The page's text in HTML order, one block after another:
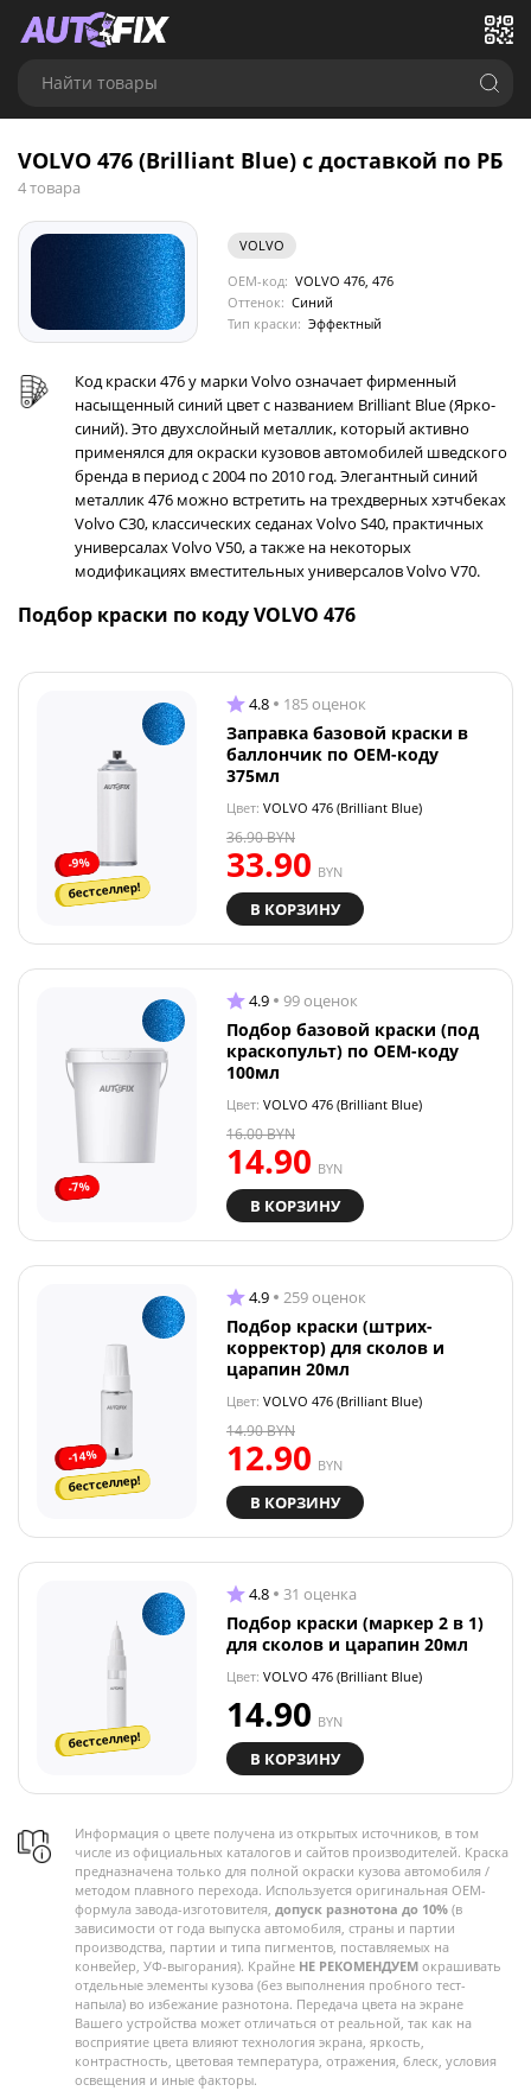
Найти товары
VOLVO 476 (Brilliant Blue) с доставкой по РБ
4 товара
VOLVO
OEM-код: VOLVO 476, 476
Оттенок: Синий
Тип краски: Эффектный
Код краски 476 у марки Volvo означает фирменный
насыщенный синий цвет с названием Brilliant Blue (Ярко-
синий). Это двухслойный металлик, который активно
применялся для окраски кузовов автомобилей шведского
бренда в период с 2004 по 2010 год. Элегантный синий
металлик 476 можно встретить на трехдверных хэтчбеках
Volvo C30, классических седанах Volvo S40, практичных
универсалах Volvo V50, а также на некоторых
модификациях вместительных универсалов Volvo V70.
Подбор краски по коду VOLVO 476
-9%
бестселлер!
4.8 185 оценок
Заправка базовой краски в
баллончик по OEM-коду
375мл
Цвет: VOLVO 476 (Brilliant Blue)
33.90 BYN
36.90BYN
В КОРЗИНУ
-7%
4.9 99 оценок
Подбор базовой краски (под
краскопульт) по OEM-коду
100мл
Цвет: VOLVO 476 (Brilliant Blue)
14.90 BYN
16.00BYN
В КОРЗИНУ
-14%
бестселлер!
4.9 259 оценок
Подбор краски (штрих-
корректор) для сколов и
царапин 20мл
Цвет: VOLVO 476 (Brilliant Blue)
12.90 BYN
14.90BYN
В КОРЗИНУ
бестселлер!
4.8 31 оценка
Подбор краски (маркер 2 в 1)
для сколов и царапин 20мл
Цвет: VOLVO 476 (Brilliant Blue)
14.90 BYN
В КОРЗИНУ
Информация о цвете получена из открытых источников, в том
числе из официальных каталогов и сайтов производителей. Краска
предназначена только для полной окраски кузова автомобиля /
методом плавного перехода. Используется оригинальная OEM-
формула завода-изготовителя, допуск разнотона до 10% (в
зависимости от года выпуска автомобиля, страны и партии
производства, партии и типа пигментов, поставляемых на
конвейер, УФ-выгорания). Крайне НЕ РЕКОМЕНДУЕМ окрашивать
отдельные элементы кузова (без выполнения пробного тест-
напыла) во избежание разнотона. Передача цвета на экране
Вашего устройства может отличаться от реальной, так как на
восприятие цвета влияют технология экрана, яркость,
контрастность, цветовая температура, отражения, блеск, условия
освещения и иные факторы.